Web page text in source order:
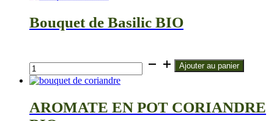
Bouquet de Basilic BIO
quantité
de
Bouquet
Basilic
BIO
Ajouter au panier
AROMATE EN POT CORIANDRE